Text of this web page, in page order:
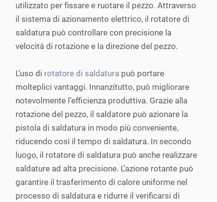
utilizzato per fissare e ruotare il pezzo. Attraverso
il sistema di azionamento elettrico, il rotatore di
saldatura può controllare con precisione la
velocità di rotazione e la direzione del pezzo.
L’uso di rotatore di saldatura può portare
molteplici vantaggi. Innanzitutto, può migliorare
notevolmente l’efficienza produttiva. Grazie alla
rotazione del pezzo, il saldatore può azionare la
pistola di saldatura in modo più conveniente,
riducendo così il tempo di saldatura. In secondo
luogo, il rotatore di saldatura può anche realizzare
saldature ad alta precisione. L’azione rotante può
garantire il trasferimento di calore uniforme nel
processo di saldatura e ridurre il verificarsi di